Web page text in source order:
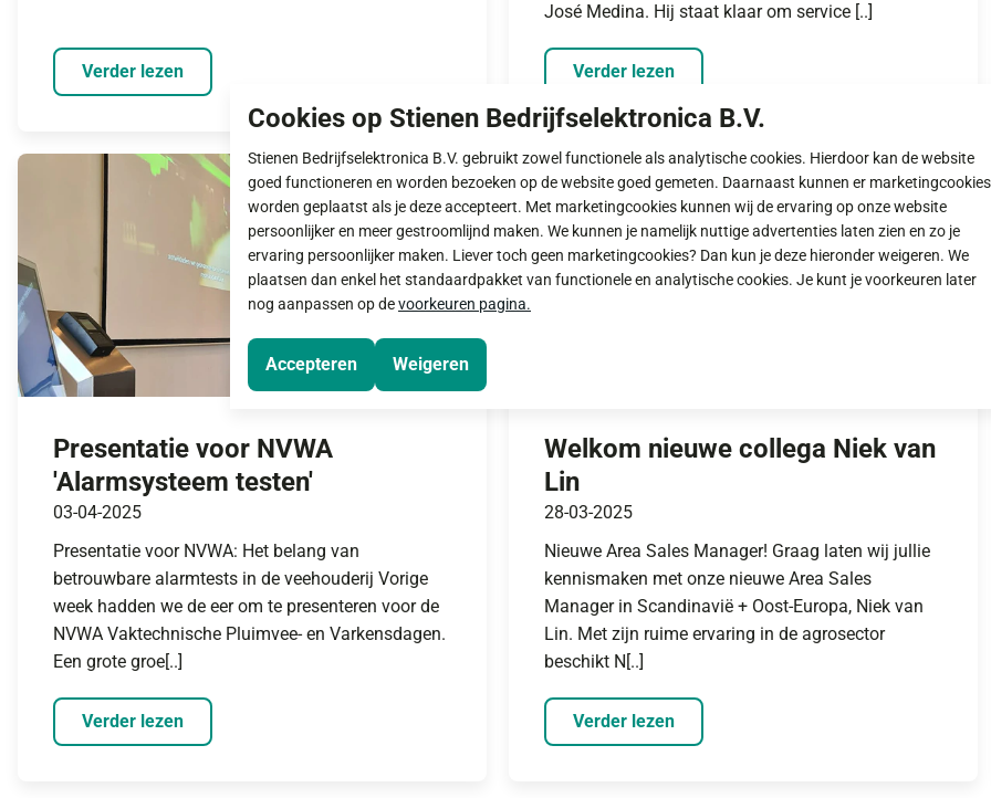
Verder lezen
José Medina. Hij staat klaar om service [..]
Verder lezen
Presentatie voor NVWA
'Alarmsysteem testen'
03-04-2025
Presentatie voor NVWA: Het belang van
betrouwbare alarmtests in de veehouderij Vorige
week hadden we de eer om te presenteren voor de
NVWA Vaktechnische Pluimvee- en Varkensdagen.
Een grote groe[..]
Verder lezen
Welkom nieuwe collega Niek van
Lin
28-03-2025
Nieuwe Area Sales Manager! Graag laten wij jullie
kennismaken met onze nieuwe Area Sales
Manager in Scandinavië + Oost-Europa, Niek van
Lin. Met zijn ruime ervaring in de agrosector
beschikt N[..]
Verder lezen
Cookies op Stienen Bedrijfselektronica B.V.
Stienen Bedrijfselektronica B.V. gebruikt zowel functionele als analytische cookies. Hierdoor kan de website
goed functioneren en worden bezoeken op de website goed gemeten. Daarnaast kunnen er marketingcookies
worden geplaatst als je deze accepteert. Met marketingcookies kunnen wij de ervaring op onze website
persoonlijker en meer gestroomlijnd maken. We kunnen je namelijk nuttige advertenties laten zien en zo je
ervaring persoonlijker maken. Liever toch geen marketingcookies? Dan kun je deze hieronder weigeren. We
plaatsen dan enkel het standaardpakket van functionele en analytische cookies. Je kunt je voorkeuren later
nog aanpassen op devoorkeuren pagina.
Accepteren Weigeren